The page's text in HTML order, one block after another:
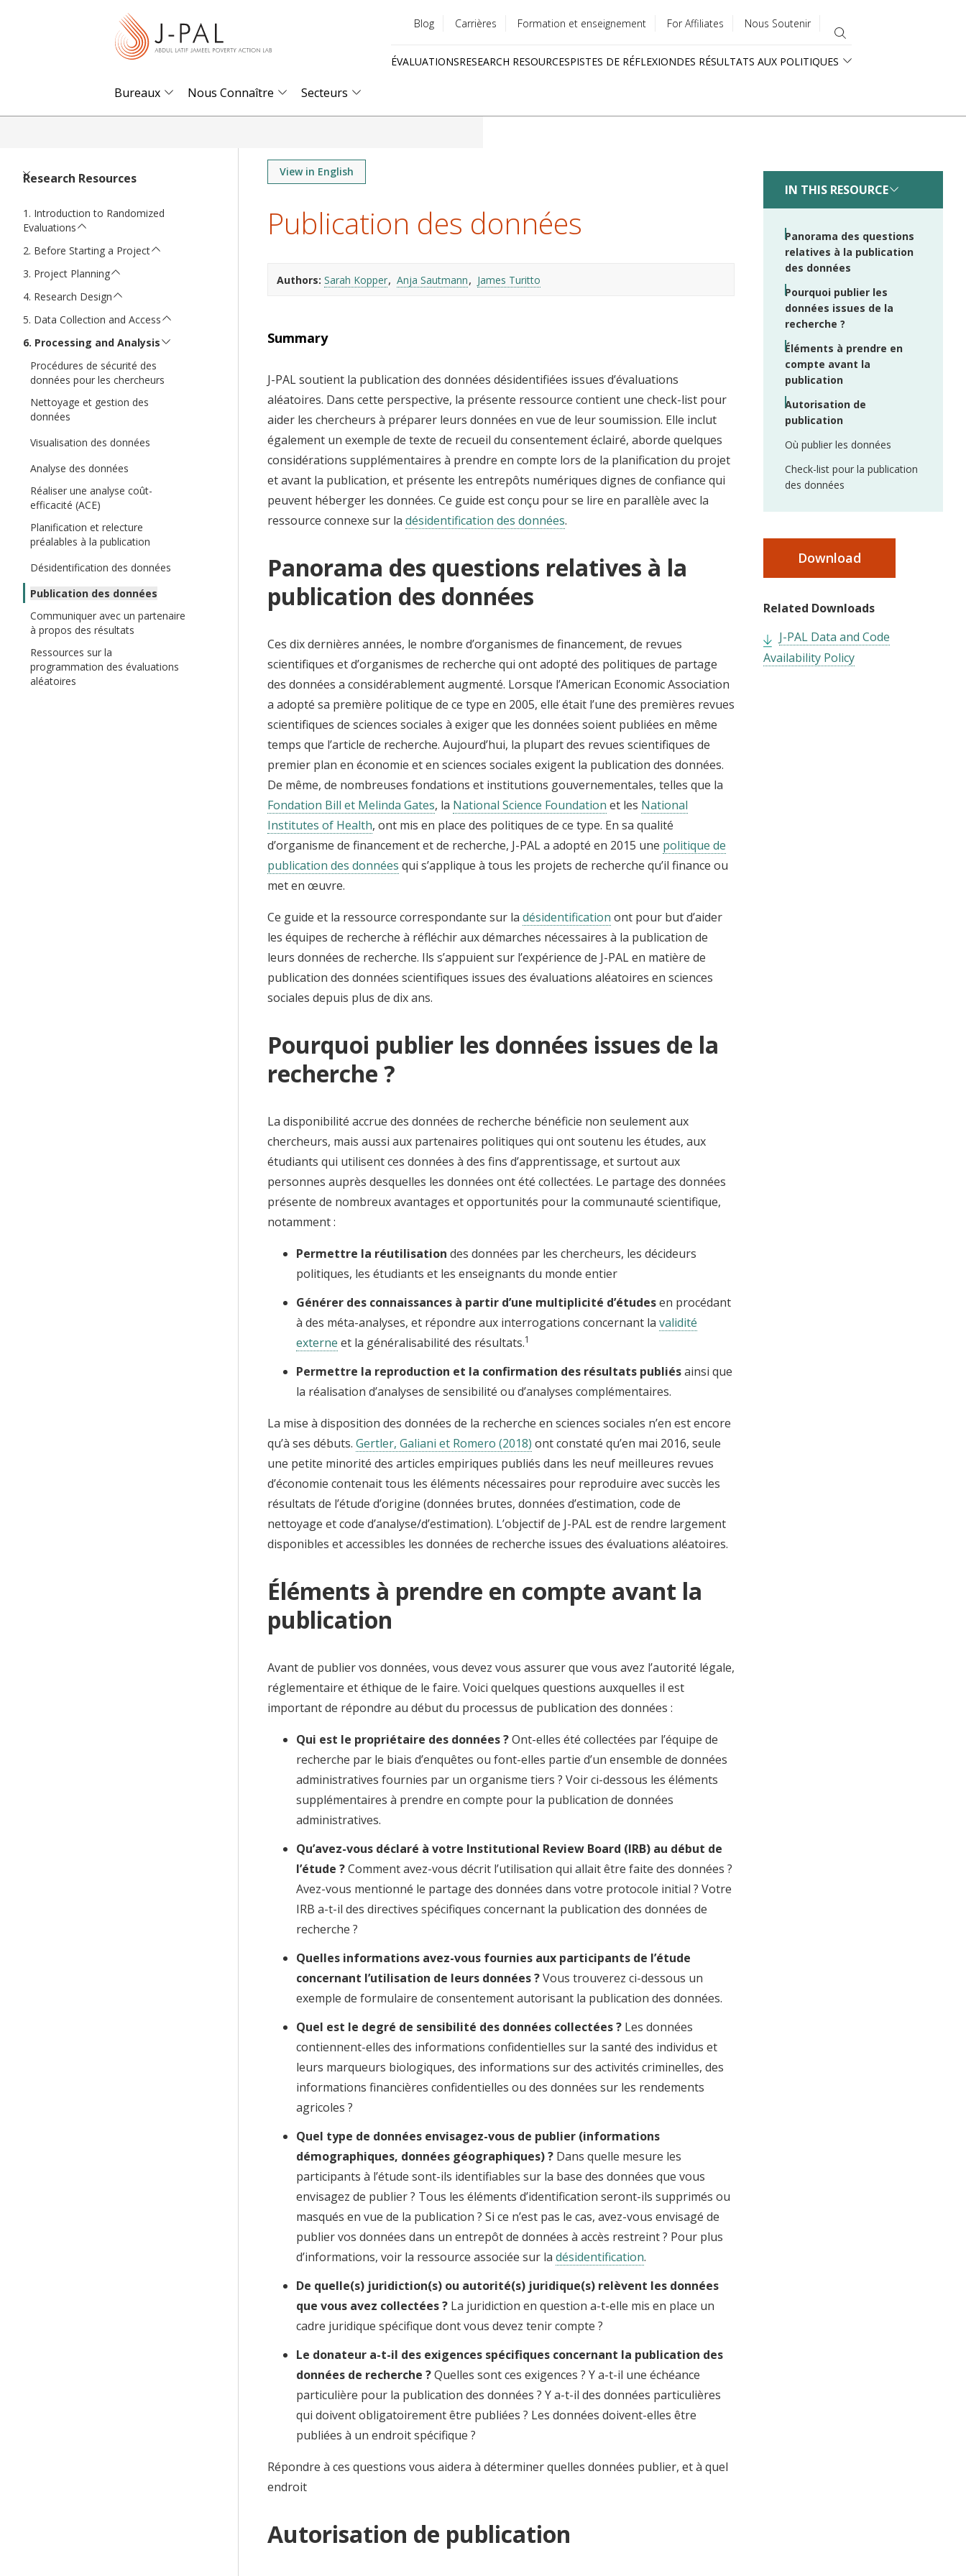
menu
Blog Carrières Formation et enseignement For Affiliates Nous Soutenir
ÉVALUATIONSRESEARCH RESOURCESPISTES DE RÉFLEXIONDES RÉSULTATS AUX POLITIQUES
Bureaux Nous Connaître Secteurs
Research Resources
Introduction to Randomized
Evaluations
Before Starting a Project
Project Planning
Research Design
Data Collection and Access
Processing and Analysis
Procédures de sécurité des
données pour les chercheurs
Nettoyage et gestion des
données
Visualisation des données
Analyse des données
Réaliser une analyse coût-
efficacité (ACE)
Planification et relecture
préalables à la publication
Désidentification des données
Publication des données
Communiquer avec un partenaire
à propos des résultats
Ressources sur la
programmation des évaluations
aléatoires
View in English
Publication des données
Authors Sarah Kopper Anja Sautmann James Turitto
Summary
J-PAL soutient la publication des données désidentifiées issues d’évaluations
aléatoires. Dans cette perspective, la présente ressource contient une check-list pour
aider les chercheurs à préparer leurs données en vue de leur soumission. Elle inclut
également un exemple de texte de recueil du consentement éclairé, aborde quelques
considérations supplémentaires à prendre en compte lors de la planification du projet
et avant la publication, et présente les entrepôts numériques dignes de confiance qui
peuvent héberger les données. Ce guide est conçu pour se lire en parallèle avec la
ressource connexe sur la désidentification des données.
Panorama des questions relatives à la
publication des données
Ces dix dernières années, le nombre d’organismes de financement, de revues
scientifiques et d’organismes de recherche qui ont adopté des politiques de partage
des données a considérablement augmenté. Lorsque l’American Economic Association
a adopté sa première politique de ce type en 2005, elle était l’une des premières revues
scientifiques de sciences sociales à exiger que les données soient publiées en même
temps que l’article de recherche. Aujourd’hui, la plupart des revues scientifiques de
premier plan en économie et en sciences sociales exigent la publication des données.
De même, de nombreuses fondations et institutions gouvernementales, telles que la
Fondation Bill et Melinda Gates, la National Science Foundation et les National
Institutes of Health, ont mis en place des politiques de ce type. En sa qualité
d’organisme de financement et de recherche, J-PAL a adopté en 2015 une politique de
publication des données qui s’applique à tous les projets de recherche qu’il finance ou
met en œuvre.
Ce guide et la ressource correspondante sur la désidentification ont pour but d’aider
les équipes de recherche à réfléchir aux démarches nécessaires à la publication de
leurs données de recherche. Ils s’appuient sur l’expérience de J-PAL en matière de
publication des données scientifiques issues des évaluations aléatoires en sciences
sociales depuis plus de dix ans.
Pourquoi publier les données issues de la
recherche ?
La disponibilité accrue des données de recherche bénéficie non seulement aux
chercheurs, mais aussi aux partenaires politiques qui ont soutenu les études, aux
étudiants qui utilisent ces données à des fins d’apprentissage, et surtout aux
personnes auprès desquelles les données ont été collectées. Le partage des données
présente de nombreux avantages et opportunités pour la communauté scientifique,
notamment :
Permettre la réutilisation des données par les chercheurs, les décideurs
politiques, les étudiants et les enseignants du monde entier
Générer des connaissances à partir d’une multiplicité d’étudesen procédant
à des méta-analyses, et répondre aux interrogations concernant la validité
externe et la généralisabilité des résultats.1
Permettre la reproduction et la confirmation des résultats publiésainsi que
la réalisation d’analyses de sensibilité ou d’analyses complémentaires.
La mise à disposition des données de la recherche en sciences sociales n’en est encore
qu’à ses débuts. Gertler, Galiani et Romero (2018) ont constaté qu’en mai 2016, seule
une petite minorité des articles empiriques publiés dans les neuf meilleures revues
d’économie contenait tous les éléments nécessaires pour reproduire avec succès les
résultats de l’étude d’origine (données brutes, données d’estimation, code de
nettoyage et code d’analyse/d’estimation). L’objectif de J-PAL est de rendre largement
disponibles et accessibles les données de recherche issues des évaluations aléatoires.
Éléments à prendre en compte avant la
publication
Avant de publier vos données, vous devez vous assurer que vous avez l’autorité légale,
réglementaire et éthique de le faire. Voici quelques questions auxquelles il est
important de répondre au début du processus de publication des données :
Qui est le propriétaire des données ?Ont-elles été collectées par l’équipe de
recherche par le biais d’enquêtes ou font-elles partie d’un ensemble de données
administratives fournies par un organisme tiers ? Voir ci-dessous les éléments
supplémentaires à prendre en compte pour la publication de données
administratives.
Qu’avez-vous déclaré à votre Institutional Review Board (IRB) au début de
l’étude ?Comment avez-vous décrit l’utilisation qui allait être faite des données ?
Avez-vous mentionné le partage des données dans votre protocole initial ? Votre
IRB a-t-il des directives spécifiques concernant la publication des données de
recherche ?
Quelles informations avez-vous fournies aux participants de l’étude
concernant l’utilisation de leurs données ?Vous trouverez ci-dessous un
exemple de formulaire de consentement autorisant la publication des données.
Quel est le degré de sensibilité des données collectées ? Les données
contiennent-elles des informations confidentielles sur la santé des individus et
leurs marqueurs biologiques, des informations sur des activités criminelles, des
informations financières confidentielles ou des données sur les rendements
agricoles ?
Quel type de données envisagez-vous de publier (informations
démographiques, données géographiques) ? Dans quelle mesure les
participants à l’étude sont-ils identifiables sur la base des données que vous
envisagez de publier ? Tous les éléments d’identification seront-ils supprimés ou
masqués en vue de la publication ? Si ce n’est pas le cas, avez-vous envisagé de
publier vos données dans un entrepôt de données à accès restreint ? Pour plus
d’informations, voir la ressource associée sur la désidentification.
De quelle(s) juridiction(s) ou autorité(s) juridique(s) relèvent les données
que vous avez collectées ? La juridiction en question a-t-elle mis en place un
cadre juridique spécifique dont vous devez tenir compte ?
Le donateur a-t-il des exigences spécifiques concernant la publication des
données de recherche ?Quelles sont ces exigences ? Y a-t-il une échéance
particulière pour la publication des données ? Y a-t-il des données particulières
qui doivent obligatoirement être publiées ? Les données doivent-elles être
publiées à un endroit spécifique ?
Répondre à ces questions vous aidera à déterminer quelles données publier, et à quel
endroit
Autorisation de publication
IN THIS RESOURCE
Panorama des questions
relatives à la publication
des données
Pourquoi publier les
données issues de la
recherche ?
Éléments à prendre en
compte avant la
publication
Autorisation de
publication
Où publier les données
Check-list pour la publication
des données
Download
Related Downloads
J-PAL Data and Code
Availability Policy